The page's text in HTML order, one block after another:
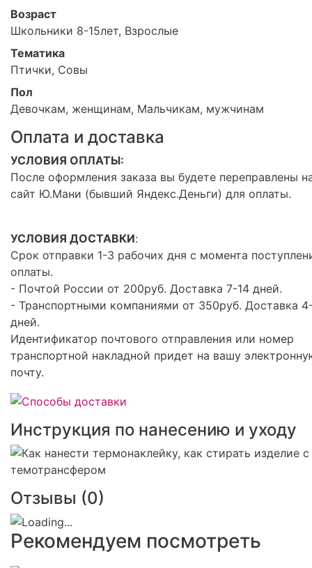
Возраст
Школьники 8-15лет, Взрослые
Тематика
Птички, Совы
Пол
Девочкам, женщинам, Мальчикам, мужчинам
Оплата и доставка
УСЛОВИЯ ОПЛАТЫ:
После оформления заказа вы будете переправлены
сайт Ю.Мани (бывший Яндекс.Деньги) для оплаты.
УСЛОВИЯ ДОСТАВКИ:
Срок отправки 1-3 рабочих дня с момента
оплаты.
- Почтой России от 200руб. Доставка 7-14 дней.
- Транспортными компаниями от 350руб. Доставка
дней.
Идентификатор почтового отправления или номер
транспортной накладной придет на вашу
почту.
Инструкция по нанесению и уходу
Отзывы (0)
Рекомендуем посмотреть